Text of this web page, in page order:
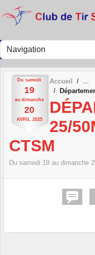
Du samedi
19
au dimanche
20
AVRIL 2025
Accueil
25/
CTSM
Du samedi 19 au dimanche
Panneau de gestion des